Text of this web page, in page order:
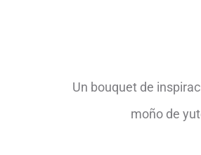
Un bouquet de
moño de